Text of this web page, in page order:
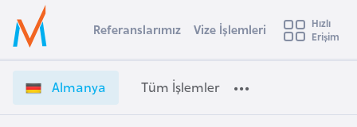
Ülke Seçimi
Başvuru yapmak istediğiniz ülkeyi seçin
Üye
Girişi
l
a
n
e
Referanslarımız Vize İşlemleri
Hızlı
Erişim
Almanya Tüm İşlemler
s
t
r
a